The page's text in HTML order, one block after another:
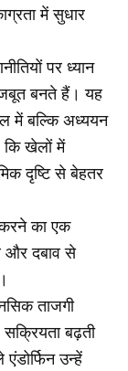
में सुधार
पर ध्यान
बनते हैं। यह
में बल्कि अध्ययन
कि खेलों में
दृष्टि से बेहतर
का एक
और दबाव से
ताजगी
बढ़ती
उन्हें